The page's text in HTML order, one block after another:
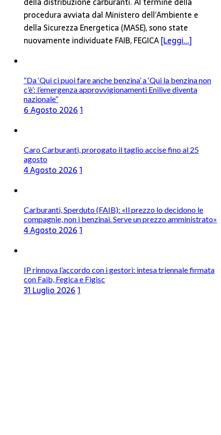
procedura avviata dal Ministero dell’Ambiente e
della Sicurezza Energetica (MASE), sono state
nuovamente individuate FAIB, FEGICA[Leggi...]
“Da ‘Qui ci puoi fare anche benzina’ a ‘Qui la benzina non
c’è’: l’emergenza approvvigionamenti Enilive diventa
nazionale”
6 Agosto 20261
Caro Carburanti, prorogato il taglio accise fino al 25
agosto
4 Agosto 20261
Carburanti, Sperduto (FAIB): «Il prezzo lo decidono le
compagnie, non i benzinai. Serve un prezzo amministrato»
4 Agosto 20261
IP rinnova l’accordo con i gestori: intesa triennale firmata
con Faib, Fegica e Figisc
31 Luglio 20261